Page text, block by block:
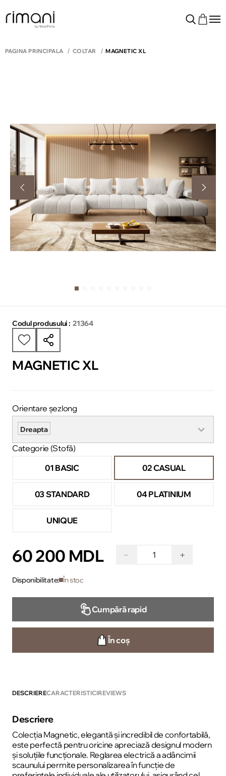
PAGINA PRINCIPALĂ COLTAR MAGNETIC XL
Codul produsului : 21364
MAGNETIC XL
Orientare șezlong
Dreapta
Categorie (Stofă)
01 BASIC
02 CASUAL
03 STANDARD 04 PLATINIUM
UNIQUE
60 200 MDL − +
Disponibilitate: În stoc
Cumpără rapid
În coș
DESCRIERECARACTERISTICIREVIEWS
Descriere
Colecția Magnetic, elegantă și incredibil de confortabilă,
este perfectă pentru oricine apreciază designul modern
și soluțiile funcționale. Reglarea electrică a adâncimii
scaunului permite personalizarea în funcție de